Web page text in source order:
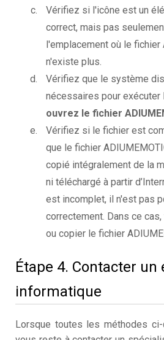
Vérifiez si l'icône est un
correct, mais pas
l'emplacement où le fichier
n'existe plus.
Vérifiez que le système
nécessaires pour exécuter
ouvrez le fichier
Vérifiez si le fichier est
que le fichier
copié intégralement de la
ni téléchargé à partir
est incomplet, il n'est pas
correctement. Dans ce
ou copier le fichier
Étape 4. Contacter un
informatique
Lorsque toutes les méthodes